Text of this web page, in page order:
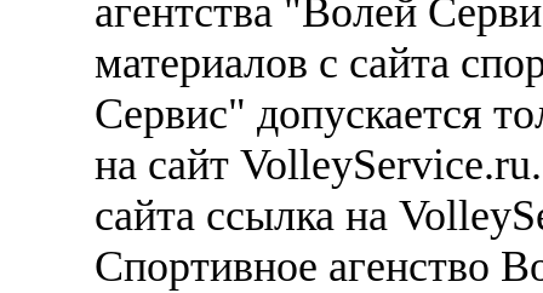
агентства "Волей
материалов с сайта
Сервис" допускается
на сайт
сайта ссылка на
Спортивное агенство